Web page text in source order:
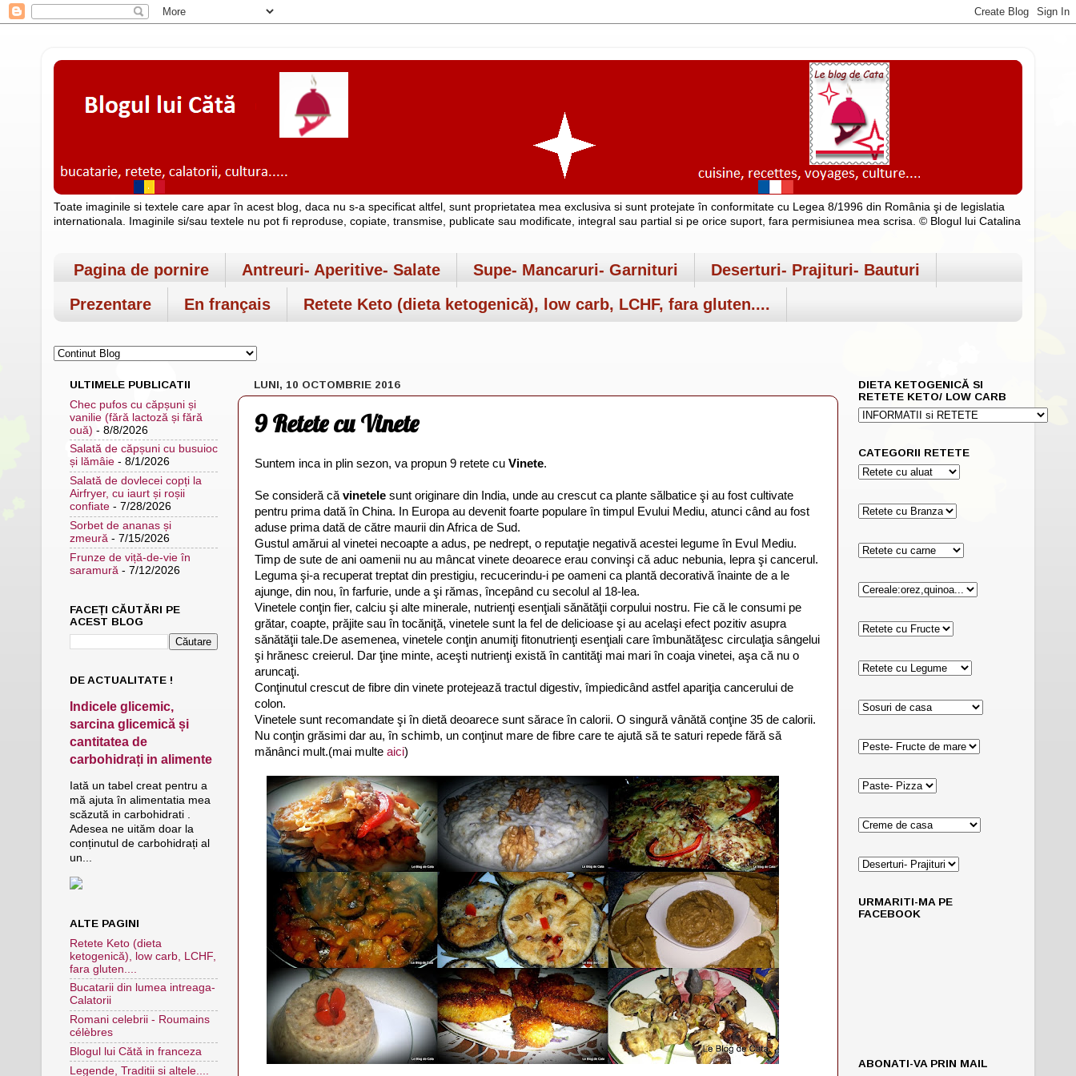
Toate imaginile si textele care apar în acest blog, daca nu s-a specificat altfel, sunt proprietatea mea exclusiva si sunt protejate în conformitate cu Legea 8/1996 din România şi de legislatia
internationala. Imaginile si/sau textele nu pot fi reproduse, copiate, transmise, publicate sau modificate, integral sau partial si pe orice suport, fara permisiunea mea scrisa. © Blogul lui Catalina
Pagina de pornire Antreuri- Aperitive- Salate Supe- Mancaruri- Garnituri
Deserturi- Prajituri- Bauturi
Prezentare
En français Retete Keto (dieta ketogenică), low carb, LCHF, fara gluten....
LUNI, 10 OCTOMBRIE 2016
9 Retete cu Vinete
Suntem inca in plin sezon, va propun 9 retete cu Vinete.
Se consideră că vinetele sunt originare din India, unde au crescut ca plante sălbatice şi au fost cultivate
pentru prima dată în China. In Europa au devenit foarte populare în timpul Evului Mediu, atunci când au fost
aduse prima dată de către maurii din Africa de Sud.
Gustul amărui al vinetei necoapte a adus, pe nedrept, o reputaţie negativă acestei legume în Evul Mediu.
Timp de sute de ani oamenii nu au mâncat vinete deoarece erau convinşi că aduc nebunia, lepra şi cancerul.
Leguma şi-a recuperat treptat din prestigiu, recucerindu-i pe oameni ca plantă decorativă înainte de a le
ajunge, din nou, în farfurie, unde a şi rămas, începând cu secolul al 18-lea.
Vinetele conţin fier, calciu şi alte minerale, nutrienţi esenţiali sănătăţii corpului nostru. Fie că le consumi pe
grătar, coapte, prăjite sau în tocăniţă, vinetele sunt la fel de delicioase şi au acelaşi efect pozitiv asupra
sănătăţii tale.De asemenea, vinetele conţin anumiţi fitonutrienţi esenţiali care îmbunătăţesc circulaţia sângelui
şi hrănesc creierul. Dar ţine minte, aceşti nutrienţi există în cantităţi mai mari în coaja vinetei, aşa că nu o
aruncaţi.
Conţinutul crescut de fibre din vinete protejează tractul digestiv, împiedicând astfel apariţia cancerului de
colon.
Vinetele sunt recomandate şi în dietă deoarece sunt sărace în calorii. O singură vânătă conţine 35 de calorii.
Nu conţin grăsimi dar au, în schimb, un conţinut mare de fibre care te ajută să te saturi repede fără să
mănânci mult.(mai multe aici)
ULTIMELE PUBLICATII
Chec pufos cu căpșuni și
vanilie (fără lactoză și fără
ouă) - 8/8/2026
Salată de căpșuni cu busuioc
și lămâie - 8/1/2026
Salată de dovlecei copți la
Airfryer, cu iaurt și roșii
confiate - 7/28/2026
Sorbet de ananas și
zmeură - 7/15/2026
Frunze de viță-de-vie în
saramură - 7/12/2026
FACEȚI CĂUTĂRI PE
ACEST BLOG
DE ACTUALITATE !
Indicele glicemic,
sarcina glicemică și
cantitatea de
carbohidrați in alimente
Iată un tabel creat pentru a
mă ajuta în alimentatia mea
scăzută in carbohidrati .
Adesea ne uităm doar la
conținutul de carbohidrați al
un...
ALTE PAGINI
Retete Keto (dieta
ketogenică), low carb, LCHF,
fara gluten....
Bucatarii din lumea intreaga-
Calatorii
Romani celebrii - Roumains
célèbres
Blogul lui Cătă in franceza
Legende, Traditii si altele....
DIETA KETOGENICĂ SI
RETETE KETO/ LOW CARB
CATEGORII RETETE
URMARITI-MA PE
FACEBOOK
ABONATI-VA PRIN MAIL